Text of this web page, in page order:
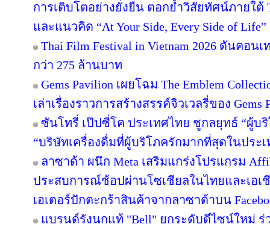
การเติบโตอย่างยั่งยืน ตอกย้ำวิสัยทัศน์ภายใต้
และแนวคิด “At Your Side, Every Side of Life”
Thai Film Festival in Vietnam 2026 ดันคอน
กว่า 275 ล้านบาท
Gems Pavilion เผยโฉม The Emblem
เล่าเรื่องราวการสร้างสรรค์จิวเวลรี่ของ
ซันโทรี่ เป๊ปซี่โค ประเทศไทย ชูกลยุทธ์ “ผู้บ
“บริษัทเครื่องดื่มที่ผู้บริโภครักมากที่สุดในประเ
ลาซาด้า ผนึก Meta เสริมแกร่งโปรแกรม
ประสบการณ์ช้อปผ่านโซเชียลในไทยและเอเ
เอเตอร์ปักตะกร้าสินค้าจากลาซาด้าบน
แบรนด์รังนกแท้ "Bell" ยกระดับดีไซน์ใหม่ ร่